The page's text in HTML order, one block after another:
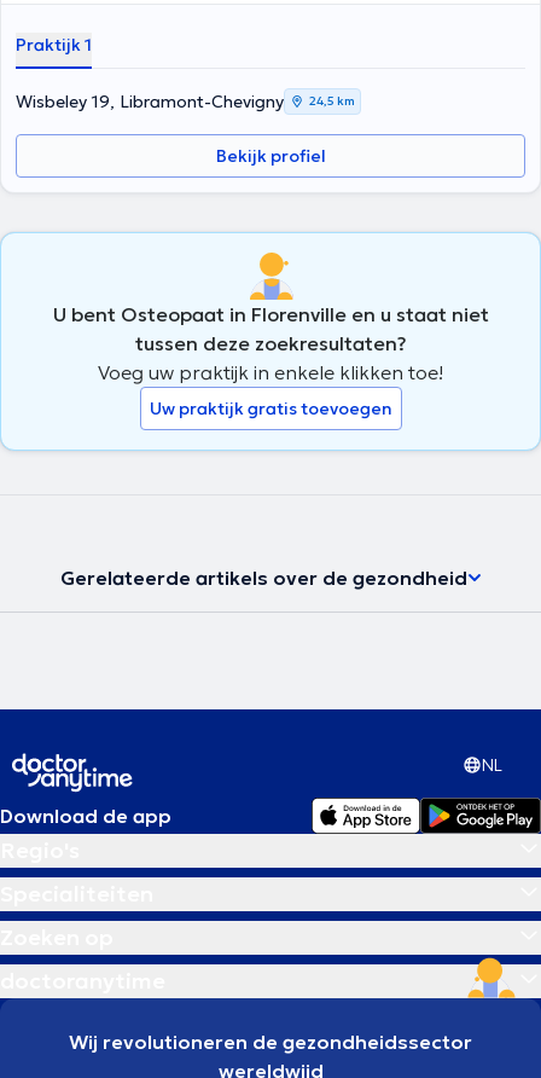
Praktijk 1
Wisbeley 19, Libramont-Chevigny 24,5 km
Bekijk profiel
U bent Osteopaat in Florenville en u staat niet
tussen deze zoekresultaten?
Voeg uw praktijk in enkele klikken toe!
Uw praktijk gratis toevoegen
Gerelateerde artikels over de gezondheid
NL
Download de app
Wij revolutioneren de gezondheidssector
wereldwijd